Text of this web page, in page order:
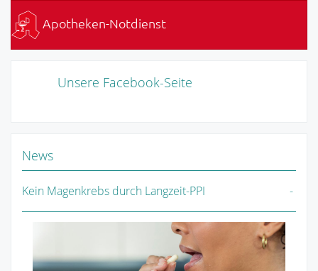
Apotheken-Notdienst
Unsere Facebook-Seite
News
Kein Magenkrebs durch Langzeit-PPI